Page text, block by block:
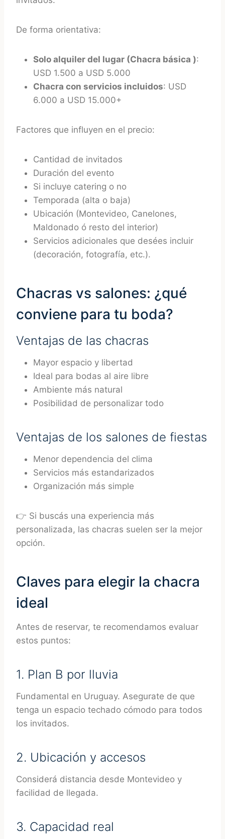
De forma orientativa:
Solo alquiler del lugar (Chacra básica ):
USD 1.500 a USD 5.000
Chacra con servicios incluidos: USD
6.000 a USD 15.000+
Factores que influyen en el precio:
Cantidad de invitados
Duración del evento
Si incluye catering o no
Temporada (alta o baja)
Ubicación (Montevideo, Canelones,
Maldonado ó resto del interior)
Servicios adicionales que desées incluir
(decoración, fotografía, etc.).
Chacras vs salones: ¿qué
conviene para tu boda?
Ventajas de las chacras
Mayor espacio y libertad
Ideal para bodas al aire libre
Ambiente más natural
Posibilidad de personalizar todo
Ventajas de los salones de fiestas
Menor dependencia del clima
Servicios más estandarizados
Organización más simple
👉 Si buscás una experiencia más
personalizada, las chacras suelen ser la mejor
opción.
Claves para elegir la chacra
ideal
Antes de reservar, te recomendamos evaluar
estos puntos:
1. Plan B por lluvia
Fundamental en Uruguay. Asegurate de que
tenga un espacio techado cómodo para todos
los invitados.
2. Ubicación y accesos
Considerá distancia desde Montevideo y
facilidad de llegada.
3. Capacidad real